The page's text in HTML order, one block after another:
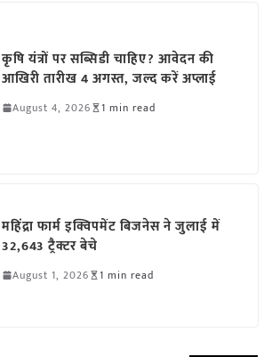
कृषि यंत्रों पर सब्सिडी चाहिए? आवेदन की
आखिरी तारीख 4 अगस्त, जल्द करें अप्लाई
August 4, 2026 1 min read
महिंद्रा फार्म इक्विपमेंट बिजनेस ने जुलाई में
32,643 ट्रैक्टर बेचे
August 1, 2026 1 min read